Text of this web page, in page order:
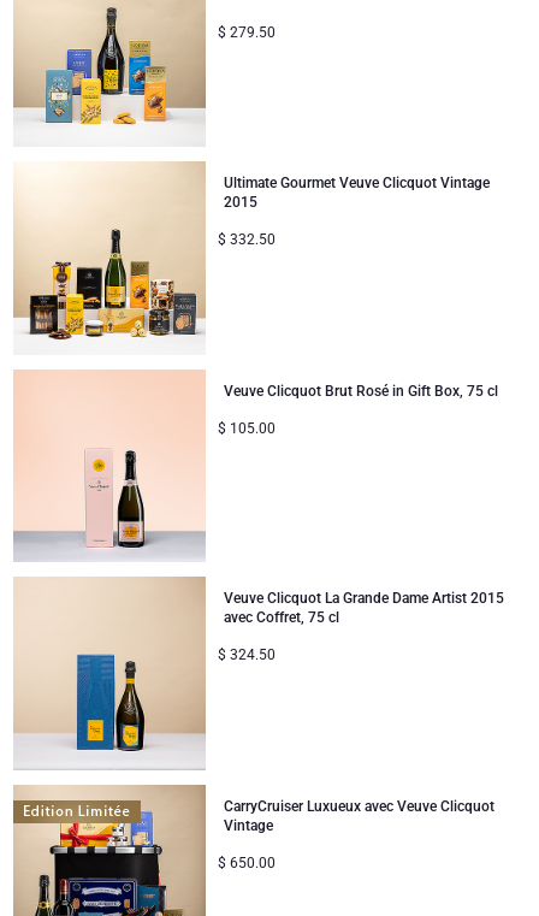
$ 279.50
Ultimate Gourmet Veuve Clicquot Vintage
2015
$ 332.50
Veuve Clicquot Brut Rosé in Gift Box, 75 cl
$ 105.00
Veuve Clicquot La Grande Dame Artist 2015
avec Coffret, 75 cl
$ 324.50
CarryCruiser Luxueux avec Veuve Clicquot
Vintage
$ 650.00